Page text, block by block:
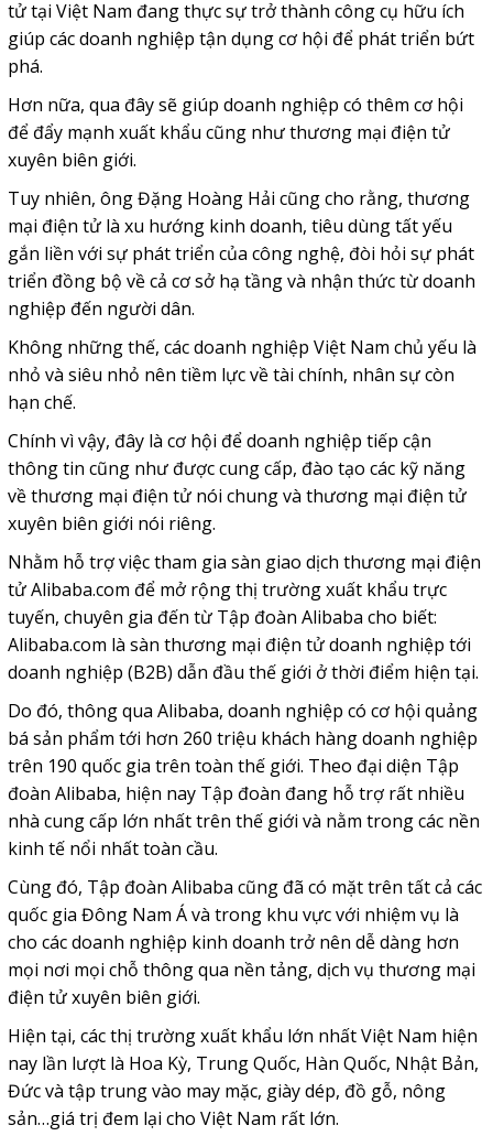
tử tại Việt Nam đang thực sự trở thành công cụ hữu ích
giúp các doanh nghiệp tận dụng cơ hội để phát triển bứt
phá.
Hơn nữa, qua đây sẽ giúp doanh nghiệp có thêm cơ hội
để đẩy mạnh xuất khẩu cũng như thương mại điện tử
xuyên biên giới.
Tuy nhiên, ông Đặng Hoàng Hải cũng cho rằng, thương
mại điện tử là xu hướng kinh doanh, tiêu dùng tất yếu
gắn liền với sự phát triển của công nghệ, đòi hỏi sự phát
triển đồng bộ về cả cơ sở hạ tầng và nhận thức từ doanh
nghiệp đến người dân.
Không những thế, các doanh nghiệp Việt Nam chủ yếu là
nhỏ và siêu nhỏ nên tiềm lực về tài chính, nhân sự còn
hạn chế.
Chính vì vậy, đây là cơ hội để doanh nghiệp tiếp cận
thông tin cũng như được cung cấp, đào tạo các kỹ năng
về thương mại điện tử nói chung và thương mại điện tử
xuyên biên giới nói riêng.
Nhằm hỗ trợ việc tham gia sàn giao dịch thương mại điện
tử Alibaba.com để mở rộng thị trường xuất khẩu trực
tuyến, chuyên gia đến từ Tập đoàn Alibaba cho biết:
Alibaba.com là sàn thương mại điện tử doanh nghiệp tới
doanh nghiệp (B2B) dẫn đầu thế giới ở thời điểm hiện tại.
Do đó, thông qua Alibaba, doanh nghiệp có cơ hội quảng
bá sản phẩm tới hơn 260 triệu khách hàng doanh nghiệp
trên 190 quốc gia trên toàn thế giới. Theo đại diện Tập
đoàn Alibaba, hiện nay Tập đoàn đang hỗ trợ rất nhiều
nhà cung cấp lớn nhất trên thế giới và nằm trong các nền
kinh tế nổi nhất toàn cầu.
Cùng đó, Tập đoàn Alibaba cũng đã có mặt trên tất cả các
quốc gia Đông Nam Á và trong khu vực với nhiệm vụ là
cho các doanh nghiệp kinh doanh trở nên dễ dàng hơn
mọi nơi mọi chỗ thông qua nền tảng, dịch vụ thương mại
điện tử xuyên biên giới.
Hiện tại, các thị trường xuất khẩu lớn nhất Việt Nam hiện
nay lần lượt là Hoa Kỳ, Trung Quốc, Hàn Quốc, Nhật Bản,
Đức và tập trung vào may mặc, giày dép, đồ gỗ, nông
sản…giá trị đem lại cho Việt Nam rất lớn.